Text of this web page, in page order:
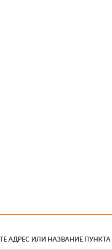
АДРЕС ИЛИ НАЗВАНИЕ ПУНКТА